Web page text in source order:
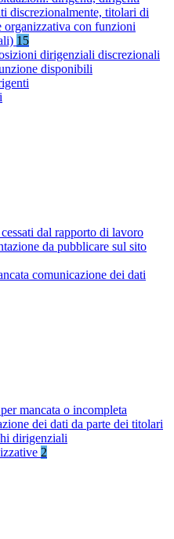
discrezionalmente, titolari di
organizzativa con funzioni
15
dirigenziali discrezionali
disponibili
dal rapporto di lavoro
da pubblicare sul sito
comunicazione dei dati
mancata o incompleta
dei dati da parte dei titolari
dirigenziali
2